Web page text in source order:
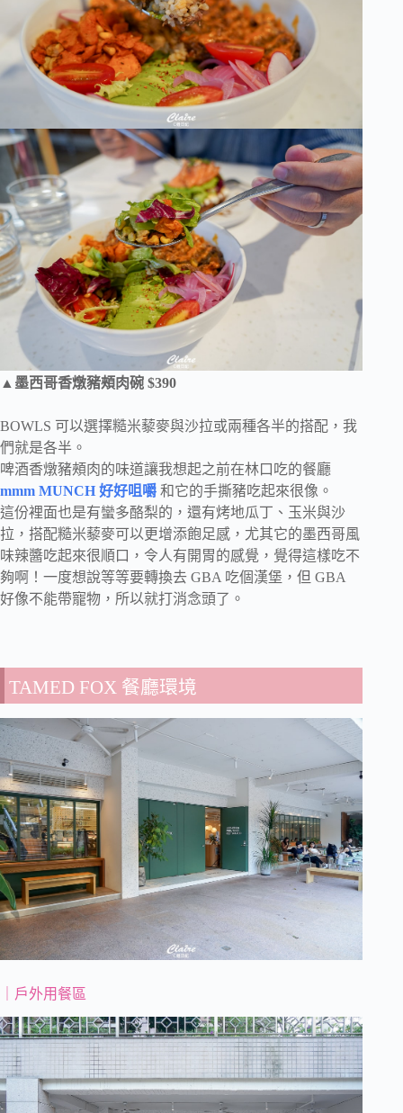
▲墨西哥香燉豬頰肉碗 $390
BOWLS 可以選擇糙米藜麥與沙拉或兩種各半的搭配，我
們就是各半。
啤酒香燉豬頰肉的味道讓我想起之前在林口吃的餐廳
mmm MUNCH 好好咀嚼 和它的手撕豬吃起來很像。
這份裡面也是有蠻多酪梨的，還有烤地瓜丁、玉米與沙
拉，搭配糙米藜麥可以更增添飽足感，尤其它的墨西哥風
味辣醬吃起來很順口，令人有開胃的感覺，覺得這樣吃不
夠啊！一度想說等等要轉換去 GBA 吃個漢堡，但 GBA
好像不能帶寵物，所以就打消念頭了。
TAMED FOX 餐廳環境
｜戶外用餐區